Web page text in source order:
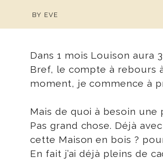
BY EVE
Dans 1 mois Louison aura
Bref, le compte à rebours
moment, je commence à
Mais de quoi à besoin une
Pas grand chose. Déjà
cette Maison en bois ?
En fait j’ai déjà pleins de